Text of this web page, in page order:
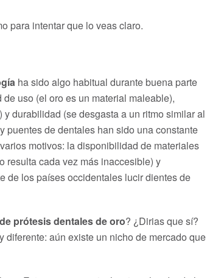
para intentar que lo veas claro.
ha sido algo habitual durante buena parte
uso (el oro es un material maleable),
durabilidad (se desgasta a un ritmo similar al
puentes de dentales han sido una constante
motivos: la disponibilidad de materiales
resulta cada vez más inaccesible) y
de los países occidentales lucir dientes de
prótesis dentales de oro? ¿Dirias que sí?
aún existe un nicho de mercado que